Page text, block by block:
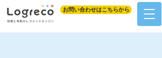
お問い合わせはこちらから